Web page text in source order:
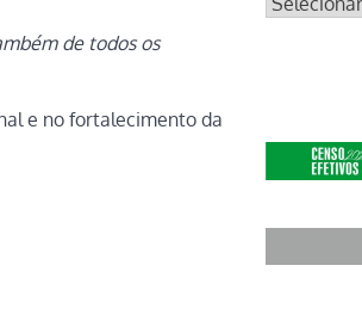
de todos os
e no fortalecimento da